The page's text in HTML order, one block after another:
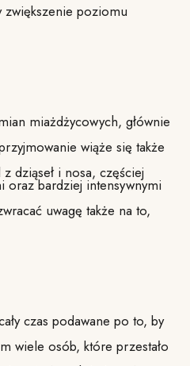
zwiększenie poziomu
miażdżycowych, głównie
wiąże się także
dziąseł i nosa, częściej
oraz bardziej intensywnymi
uwagę także na to,
czas podawane po to, by
wiele osób, które przestało